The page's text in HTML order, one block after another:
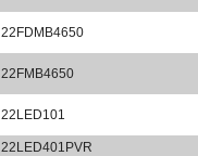
22FDMB4650
22FMB4650
22LED101
22LED401PVR